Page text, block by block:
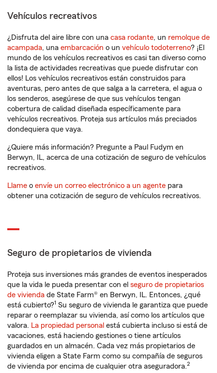
Vehículos recreativos
¿Disfruta del aire libre con una casa rodante, un remolque de
acampada, una embarcación o un vehículo todoterreno? ¡El
mundo de los vehículos recreativos es casi tan diverso como
la lista de actividades recreativas que puede disfrutar con
ellos! Los vehículos recreativos están construidos para
aventuras, pero antes de que salga a la carretera, el agua o
los senderos, asegúrese de que sus vehículos tengan
cobertura de calidad diseñada específicamente para
vehículos recreativos. Proteja sus artículos más preciados
dondequiera que vaya.
¿Quiere más información? Pregunte a Paul Fudym en
Berwyn, IL, acerca de una cotización de seguro de vehículos
recreativos.
Llame o envíe un correo electrónico a un agente para
obtener una cotización de seguro de vehículos recreativos.
Seguro de propietarios de vivienda
Proteja sus inversiones más grandes de eventos inesperados
que la vida le pueda presentar con el seguro de propietarios
de vivienda de State Farm® en Berwyn, IL. Entonces, ¿qué
está cubierto?1 Su seguro de vivienda le garantiza que puede
reparar o reemplazar su vivienda, así como los artículos que
valora. La propiedad personal está cubierta incluso si está de
vacaciones, está haciendo gestiones o tiene artículos
guardados en un almacén. Cada vez más propietarios de
vivienda eligen a State Farm como su compañía de seguros
de vivienda por encima de cualquier otra aseguradora.2